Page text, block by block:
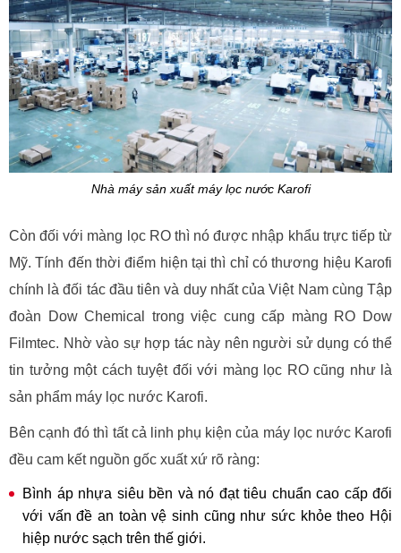
Nhà máy sản xuất máy lọc nước Karofi
Còn đối với màng lọc RO thì nó được nhập khẩu trực tiếp từ
Mỹ. Tính đến thời điểm hiện tại thì chỉ có thương hiệu Karofi
chính là đối tác đầu tiên và duy nhất của Việt Nam cùng Tập
đoàn Dow Chemical trong việc cung cấp màng RO Dow
Filmtec. Nhờ vào sự hợp tác này nên người sử dụng có thể
tin tưởng một cách tuyệt đối với màng lọc RO cũng như là
sản phẩm máy lọc nước Karofi.
Bên cạnh đó thì tất cả linh phụ kiện của máy lọc nước Karofi
đều cam kết nguồn gốc xuất xứ rõ ràng:
Bình áp nhựa siêu bền và nó đạt tiêu chuẩn cao cấp đối
với vấn đề an toàn vệ sinh cũng như sức khỏe theo Hội
hiệp nước sạch trên thế giới.